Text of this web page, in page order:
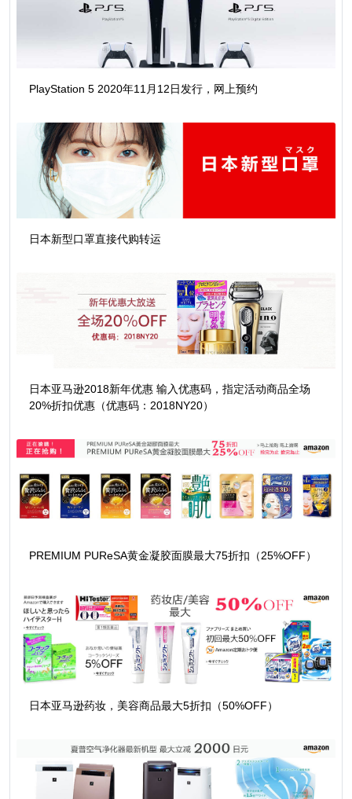
PlayStation 5 2020年11月12日发行，网上预约
日本新型口罩直接代购转运
日本亚马逊2018新年优惠 输入优惠码，指定活动商品全场
20%折扣优惠（优惠码：2018NY20）
PREMIUM PUReSA黄金凝胶面膜最大75折扣（25%OFF）
日本亚马逊药妆，美容商品最大5折扣（50%OFF）